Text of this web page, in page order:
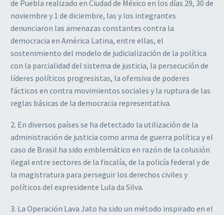
de Puebla realizado en Ciudad de México en los días 29, 30 de
noviembre y 1 de diciembre, las y los integrantes
denunciaron las amenazas constantes contra la
democracia en América Latina, entre ellas, el
sostenimiento del modelo de judicialización de la política
con la parcialidad del sistema de justicia, la persecución de
líderes políticos progresistas, la ofensiva de poderes
fácticos en contra movimientos sociales y la ruptura de las
reglas básicas de la democracia representativa.
2. En diversos países se ha detectado la utilización de la
administración de justicia como arma de guerra política y el
caso de Brasil ha sido emblemático en razón de la colusión
ilegal entre sectores de la fiscalía, de la policía federal y de
la magistratura para perseguir los derechos civiles y
políticos del expresidente Lula da Silva.
3. La Operación Lava Jato ha sido un método inspirado en el